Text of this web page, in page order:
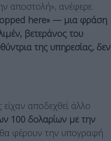
αποστολή», ανέφερε.
here» — μια φράση
βετεράνος του
της υπηρεσίας, δεν
αποδεχθεί άλλο
100 δολαρίων με την
φέρουν την υπογραφή